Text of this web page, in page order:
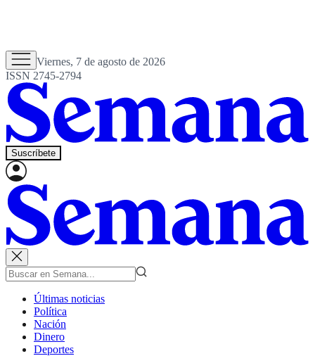
Viernes, 7 de agosto de 2026
ISSN 2745-2794
Suscríbete
Últimas noticias
Política
Nación
Dinero
Deportes